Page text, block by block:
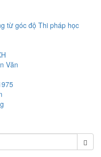
từ góc độ Thi pháp học
Văn